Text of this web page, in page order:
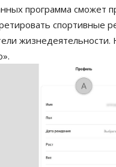
программа сможет
спортивные
жизнедеятельности.